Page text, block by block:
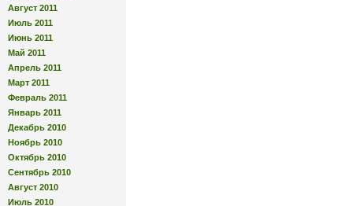
Август 2011
Июль 2011
Июнь 2011
Май 2011
Апрель 2011
Март 2011
Февраль 2011
Январь 2011
Декабрь 2010
Ноябрь 2010
Октябрь 2010
Сентябрь 2010
Август 2010
Июль 2010